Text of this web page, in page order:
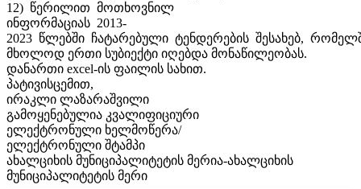
12) წერილით მოთხოვნილ
ინფორმაციას 2013-
2023 წლებში ჩატარებული ტენდერების შესახებ,
მხოლოდ ერთი სუბიექტი იღებდა მონაწილეობას.
დანართი excel-ის ფაილის სახით.
პატივისცემით,
ირაკლი ლაზარაშვილი
გამოყენებულია კვალიფიციური
ელექტრონული ხელმოწერა/
ელექტრონული შტამპი
ახალციხის მუნიციპალიტეტის მერია-ახალციხის
მუნიციპალიტეტის მერი